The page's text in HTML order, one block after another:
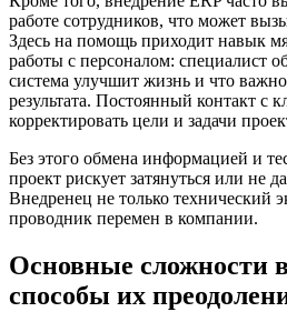
работе сотрудников, что может
Здесь на помощь приходит навык
работы с персоналом: специалист
система улучшит жизнь и что
результата. Постоянный контакт с
корректировать цели и задачи
Без этого обмена информацией и
проект рискует затянуться или не
Внедренец не только технический
проводник перемен в компании.
Основные сложности
способы их